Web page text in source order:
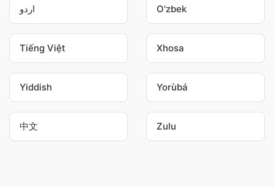
اردو O'zbek
Tiếng Việt Xhosa
Yiddish Yorùbá
中文 Zulu